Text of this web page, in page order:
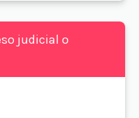
judicial o